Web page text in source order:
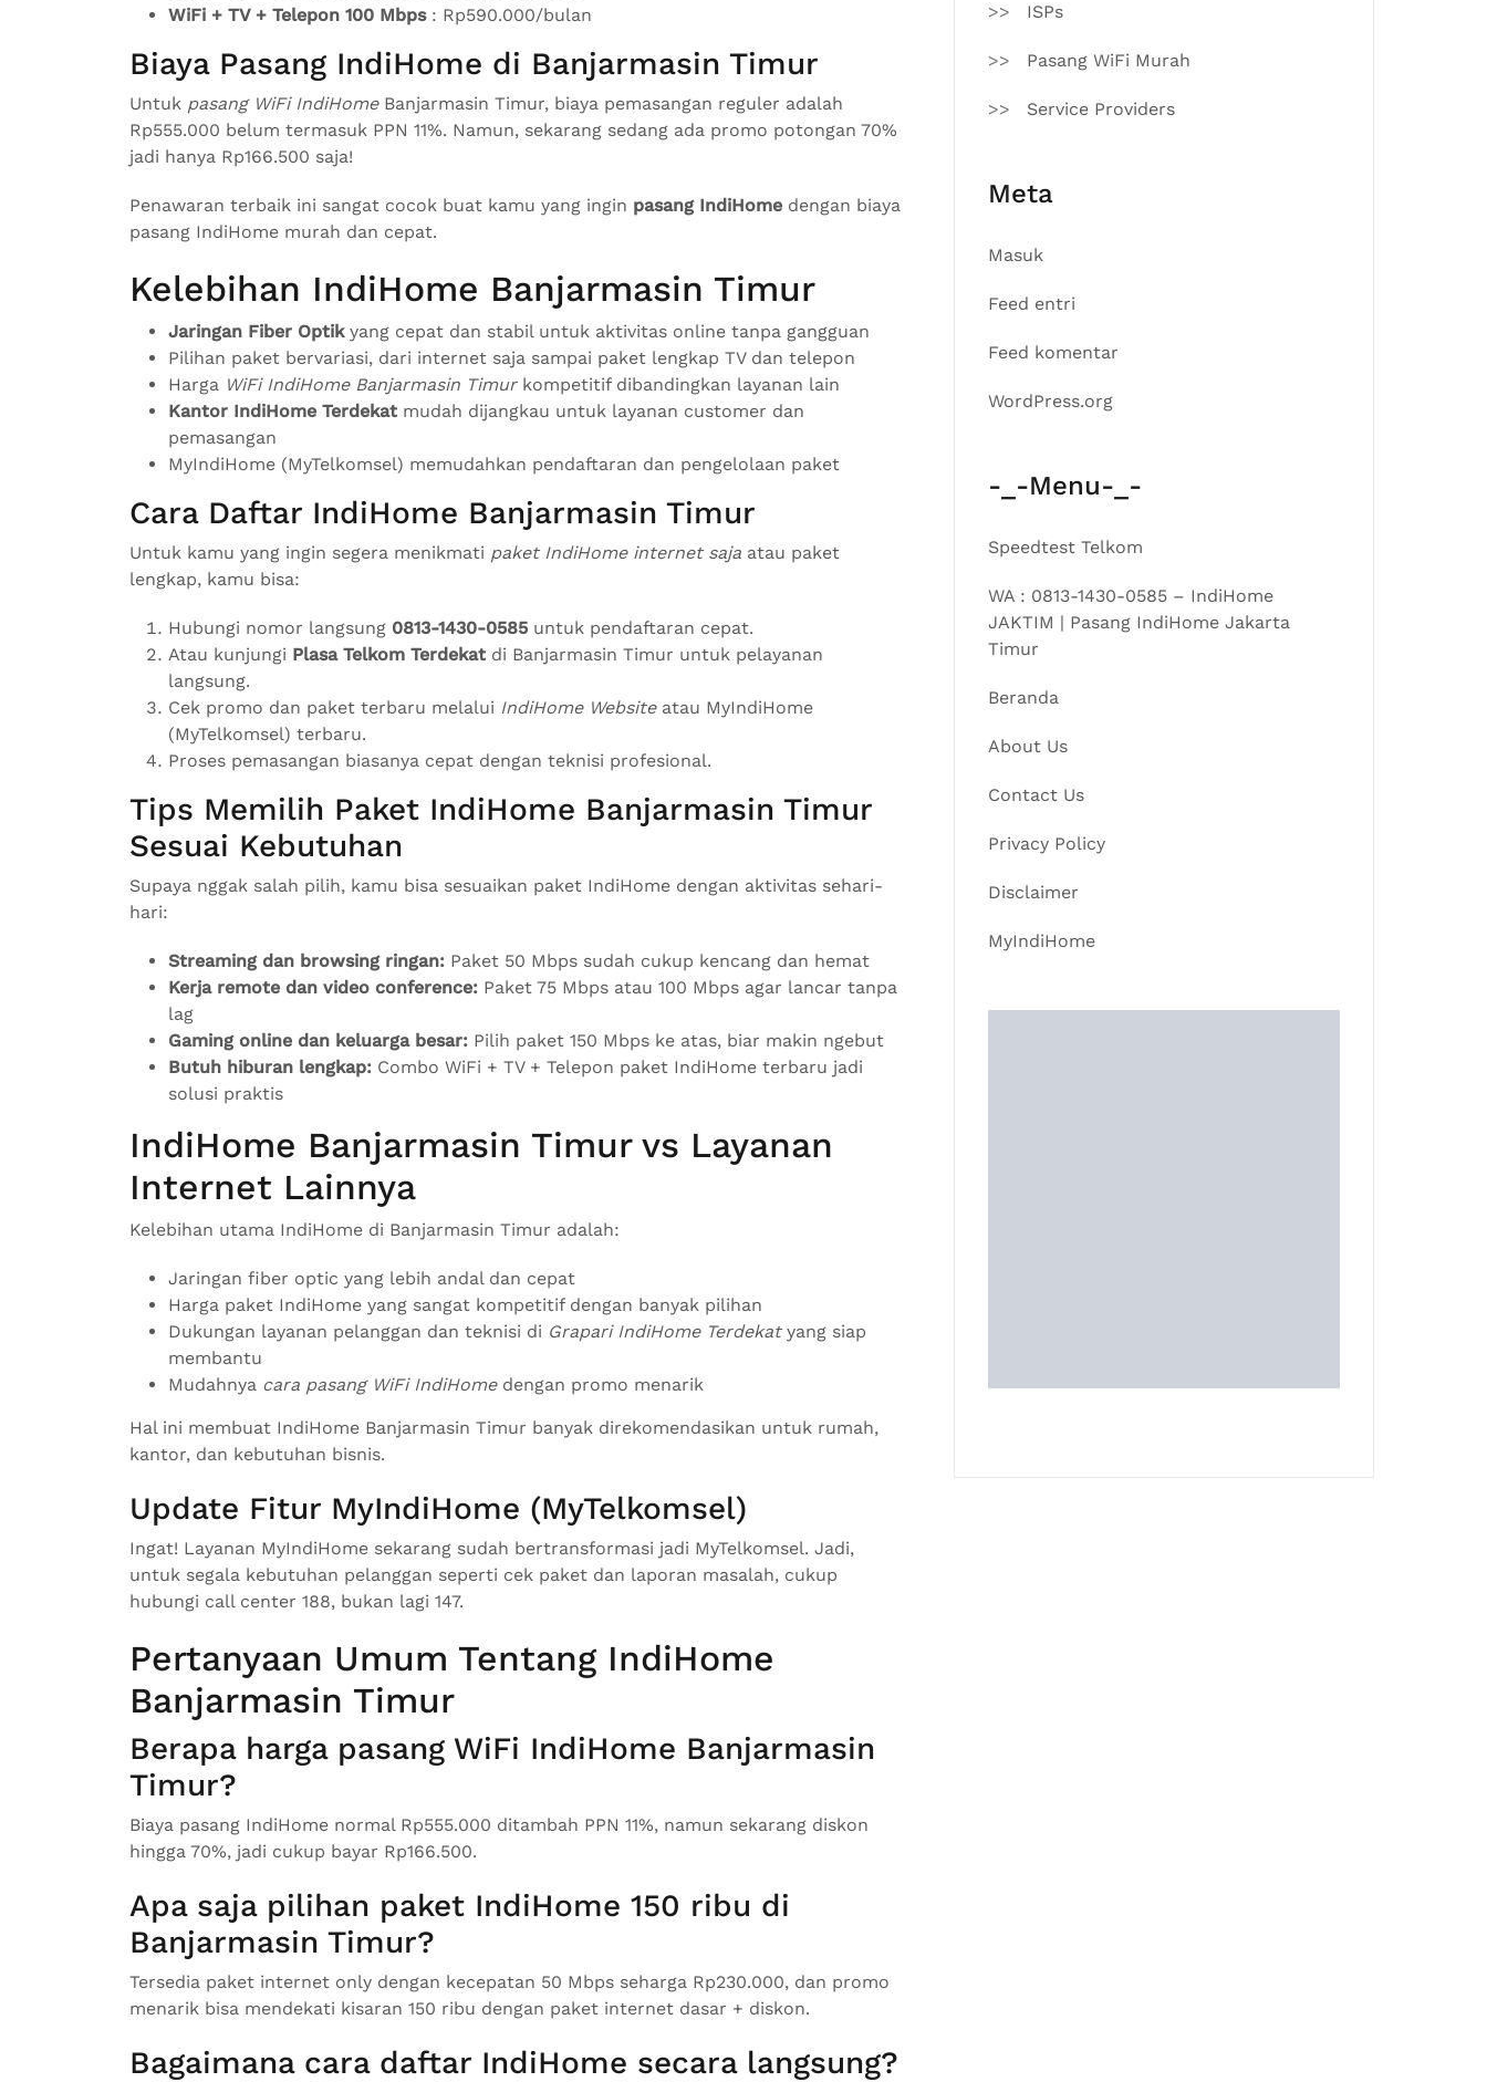
WiFi + TV + Telepon 100 Mbps: Rp590.000/bulan
Biaya Pasang IndiHome di Banjarmasin Timur
Untuk pasang WiFi IndiHomeBanjarmasin Timur, biaya pemasangan reguler adalah
Rp555.000 belum termasuk PPN 11%. Namun, sekarang sedang ada promo potongan 70%
jadi hanya Rp166.500 saja!
Penawaran terbaik ini sangat cocok buat kamu yang ingin pasang IndiHome dengan biaya
pasang IndiHome murah dan cepat.
Kelebihan IndiHome Banjarmasin Timur
Jaringan Fiber Optikyang cepat dan stabil untuk aktivitas online tanpa gangguan
Pilihan paket bervariasi, dari internet saja sampai paket lengkap TV dan telepon
Harga WiFi IndiHome Banjarmasin Timurkompetitif dibandingkan layanan lain
Kantor IndiHome Terdekat mudah dijangkau untuk layanan customer dan
pemasangan
MyIndiHome (MyTelkomsel) memudahkan pendaftaran dan pengelolaan paket
Cara Daftar IndiHome Banjarmasin Timur
Untuk kamu yang ingin segera menikmati paket IndiHome internet saja atau paket
lengkap, kamu bisa:
Hubungi nomor langsung 0813-1430-0585 untuk pendaftaran cepat.
Atau kunjungi Plasa Telkom Terdekat di Banjarmasin Timur untuk pelayanan
langsung.
Cek promo dan paket terbaru melalui IndiHome Websiteatau MyIndiHome
(MyTelkomsel) terbaru.
Proses pemasangan biasanya cepat dengan teknisi profesional.
Tips Memilih Paket IndiHome Banjarmasin Timur
Sesuai Kebutuhan
Supaya nggak salah pilih, kamu bisa sesuaikan paket IndiHome dengan aktivitas sehari-
hari:
Streaming dan browsing ringan: Paket 50 Mbps sudah cukup kencang dan hemat
Kerja remote dan video conference: Paket 75 Mbps atau 100 Mbps agar lancar tanpa
lag
Gaming online dan keluarga besar: Pilih paket 150 Mbps ke atas, biar makin ngebut
Butuh hiburan lengkap: Combo WiFi + TV + Telepon paket IndiHome terbaru jadi
solusi praktis
IndiHome Banjarmasin Timur vs Layanan
Internet Lainnya
Kelebihan utama IndiHome di Banjarmasin Timur adalah:
Jaringan fiber optic yang lebih andal dan cepat
Harga paket IndiHome yang sangat kompetitif dengan banyak pilihan
Dukungan layanan pelanggan dan teknisi di Grapari IndiHome Terdekatyang siap
membantu
Mudahnya cara pasang WiFi IndiHomedengan promo menarik
Hal ini membuat IndiHome Banjarmasin Timur banyak direkomendasikan untuk rumah,
kantor, dan kebutuhan bisnis.
Update Fitur MyIndiHome (MyTelkomsel)
Ingat! Layanan MyIndiHome sekarang sudah bertransformasi jadi MyTelkomsel. Jadi,
untuk segala kebutuhan pelanggan seperti cek paket dan laporan masalah, cukup
hubungi call center 188, bukan lagi 147.
Pertanyaan Umum Tentang IndiHome
Banjarmasin Timur
Berapa harga pasang WiFi IndiHome Banjarmasin
Timur?
Biaya pasang IndiHome normal Rp555.000 ditambah PPN 11%, namun sekarang diskon
hingga 70%, jadi cukup bayar Rp166.500.
Apa saja pilihan paket IndiHome 150 ribu di
Banjarmasin Timur?
Tersedia paket internet only dengan kecepatan 50 Mbps seharga Rp230.000, dan promo
menarik bisa mendekati kisaran 150 ribu dengan paket internet dasar + diskon.
Bagaimana cara daftar IndiHome secara langsung?
ISPs
Pasang WiFi Murah
Service Providers
Meta
Masuk
Feed entri
Feed komentar
WordPress.org
-_-Menu-_-
Speedtest Telkom
WA : 0813-1430-0585 – IndiHome
JAKTIM | Pasang IndiHome Jakarta
Timur
Beranda
About Us
Contact Us
Privacy Policy
Disclaimer
MyIndiHome